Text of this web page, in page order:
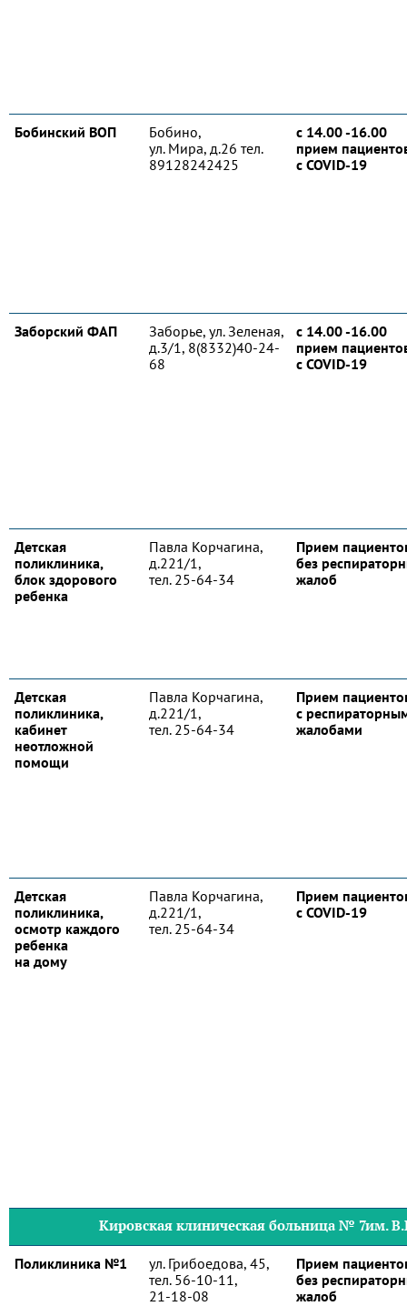
Бобинский ВОП
Бобино,
ул. Мира, д.26 тел.
89128242425
с 14.00 -16.00
прием
с COVID-19
Заборский ФАП
Заборье, ул. Зеленая,
д.3/1, 8(8332)40-24-
68
с 14.00 -16.00
прием
с COVID-19
Детская
поликлиника,
блок здорового
ребенка
Павла Корчагина,
д.221/1,
тел. 25-64-34
Прием
без
жалоб
Детская
поликлиника,
кабинет
неотложной
помощи
Павла Корчагина,
д.221/1,
тел. 25-64-34
Прием
с
жалобами
Детская
поликлиника,
осмотр каждого
ребенка
на дому
Павла Корчагина,
д.221/1,
тел. 25-64-34
Прием
с COVID-19
Кировская клиническая больница № 7им.
Поликлиника №1
ул. Грибоедова, 45,
тел. 56-10-11,
21-18-08
Прием
без
жалоб